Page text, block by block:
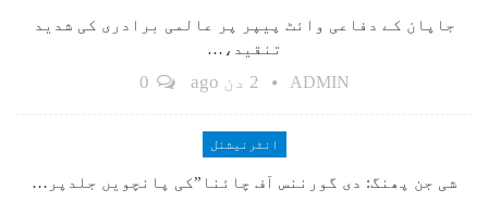
جاپان کے دفاعی وائٹ پیپر پر عالمی برادری کی شدید
تنقید،…
ADMIN 2 دن ago
انٹرنیشنل
شی جن پھنگ: دی گورننس آف چائنا”کی پانچویں جلدپر…